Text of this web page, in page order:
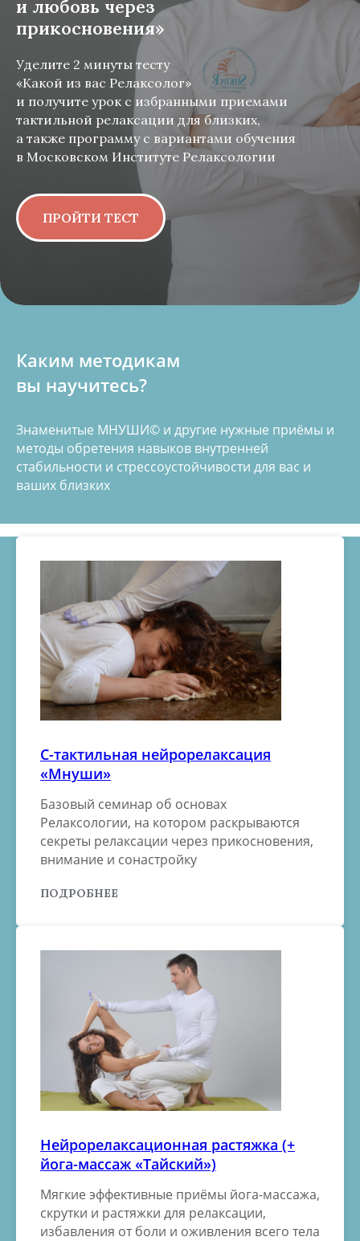
и любовь через
прикосновения»
Уделите 2 минуты тесту
«Какой из вас Релаксолог»
и получите урок с избранными приемами
тактильной релаксации для близких,
а также программу с вариантами обучения
в Московском Институте Релаксологии
ПРОЙТИ ТЕСТ
Каким методикам
вы научитесь?
Знаменитые МНУШИ© и другие нужные приёмы и
методы обретения навыков внутренней
стабильности и стрессоустойчивости для вас и
ваших близких
С-тактильная нейрорелаксация
«Мнуши»
Базовый семинар об основах
Релаксологии, на котором раскрываются
секреты релаксации через прикосновения,
внимание и сонастройку
ПОДРОБНЕЕ
Нейрорелаксационная растяжка (+
йога-массаж «Тайский»)
Мягкие эффективные приёмы йога-массажа,
скрутки и растяжки для релаксации,
избавления от боли и оживления всего тела